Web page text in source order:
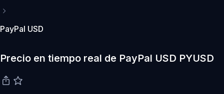
PayPal USD
Precio en tiempo real de PayPal USD PYUSD